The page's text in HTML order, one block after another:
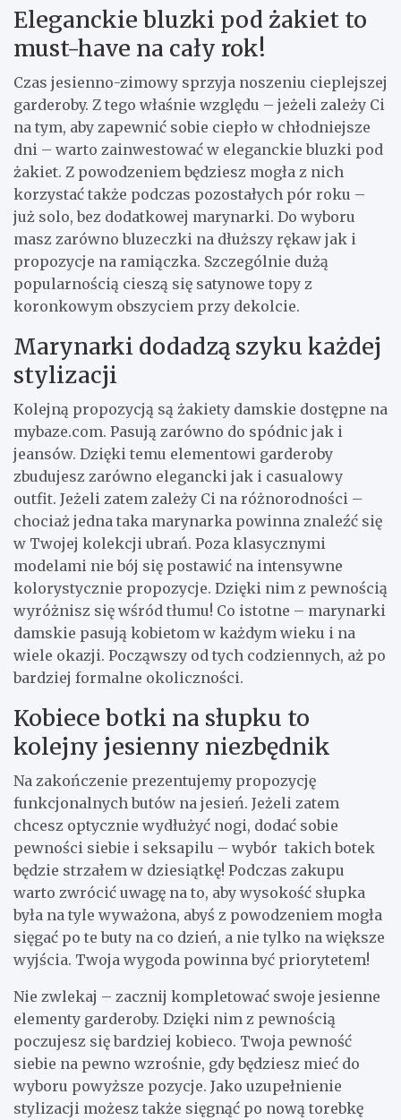
Eleganckie bluzki pod żakiet to
must-have na cały rok!
Czas jesienno-zimowy sprzyja noszeniu cieplejszej
garderoby. Z tego właśnie względu – jeżeli zależy Ci
na tym, aby zapewnić sobie ciepło w chłodniejsze
dni – warto zainwestować w eleganckie bluzki pod
żakiet. Z powodzeniem będziesz mogła z nich
korzystać także podczas pozostałych pór roku –
już solo, bez dodatkowej marynarki. Do wyboru
masz zarówno bluzeczki na dłuższy rękaw jak i
propozycje na ramiączka. Szczególnie dużą
popularnością cieszą się satynowe topy z
koronkowym obszyciem przy dekolcie.
Marynarki dodadzą szyku każdej
stylizacji
Kolejną propozycją są żakiety damskie dostępne na
mybaze.com. Pasują zarówno do spódnic jak i
jeansów. Dzięki temu elementowi garderoby
zbudujesz zarówno elegancki jak i casualowy
outfit. Jeżeli zatem zależy Ci na różnorodności –
chociaż jedna taka marynarka powinna znaleźć się
w Twojej kolekcji ubrań. Poza klasycznymi
modelami nie bój się postawić na intensywne
kolorystycznie propozycje. Dzięki nim z pewnością
wyróżnisz się wśród tłumu! Co istotne – marynarki
damskie pasują kobietom w każdym wieku i na
wiele okazji. Począwszy od tych codziennych, aż po
bardziej formalne okoliczności.
Kobiece botki na słupku to
kolejny jesienny niezbędnik
Na zakończenie prezentujemy propozycję
funkcjonalnych butów na jesień. Jeżeli zatem
chcesz optycznie wydłużyć nogi, dodać sobie
pewności siebie i seksapilu – wybór takich botek
będzie strzałem w dziesiątkę! Podczas zakupu
warto zwrócić uwagę na to, aby wysokość słupka
była na tyle wyważona, abyś z powodzeniem mogła
sięgać po te buty na co dzień, a nie tylko na większe
wyjścia. Twoja wygoda powinna być priorytetem!
Nie zwlekaj – zacznij kompletować swoje jesienne
elementy garderoby. Dzięki nim z pewnością
poczujesz się bardziej kobieco. Twoja pewność
siebie na pewno wzrośnie, gdy będziesz mieć do
wyboru powyższe pozycje. Jako uzupełnienie
stylizacji możesz także sięgnąć po nową torebkę